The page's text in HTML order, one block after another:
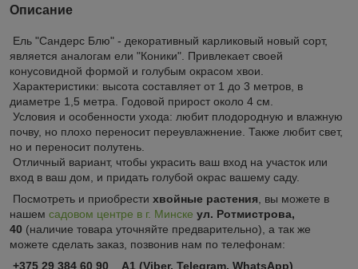
Описание
Ель "Сандерс Блю" - декоративный карликовый новый сорт,
является аналогам ели "Коники". Привлекает своей
конусовидной формой и голубым окрасом хвои.
Характеристики: высота составляет от 1 до 3 метров, в
диаметре 1,5 метра. Годовой прирост около 4 см.
Условия и особенности ухода: любит плодородную и влажную
почву, но плохо переносит переувлажнение. Также любит свет,
но и переносит полутень.
Отличный вариант, чтобы украсить ваш вход на участок или
вход в ваш дом, и придать голубой окрас вашему саду.
Посмотреть и приобрести хвойные растения , вы можете в
нашем садовом центре в г. Минске ул. Ротмистрова,
40 (наличие товара уточняйте предварительно), а так же
можете сделать заказ, позвонив нам по телефонам:
+375 29 384 60 90 А1 (Viber, Telegram, WhatsApp)